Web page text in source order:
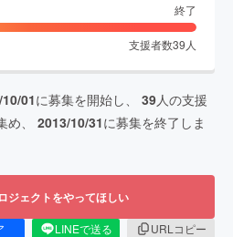
終了
支援者数39 人
01に募集を開始し、 39人の支援
め、 2013/10/31に募集を終了しま
ジェクトをやってほしい
LINEで送る
URLコピー